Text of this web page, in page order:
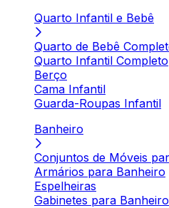
Quarto Infantil e Bebê
Quarto de Bebê
Quarto Infantil Completo
Berço
Cama Infantil
Guarda-Roupas Infantil
Banheiro
Conjuntos de Móveis
Armários para Banheiro
Espelheiras
Gabinetes para Banheiro